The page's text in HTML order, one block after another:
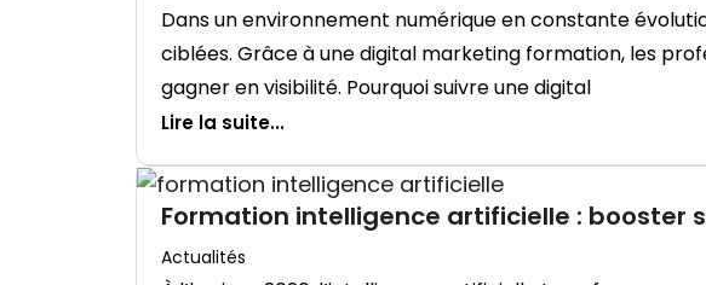
Dans un environnement numérique en constante
ciblées. Grâce à une digital marketing formation, les
gagner en visibilité. Pourquoi suivre une digital
Lire la suite...
Formation intelligence artificielle : booster
Actualités